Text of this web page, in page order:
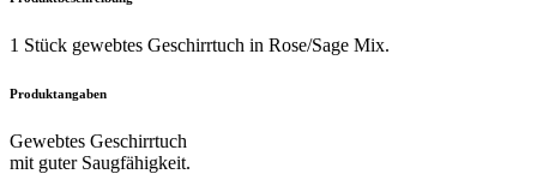
1 Stück gewebtes Geschirrtuch in Rose/Sage Mix.
Produktangaben
Gewebtes Geschirrtuch
mit guter Saugfähigkeit.